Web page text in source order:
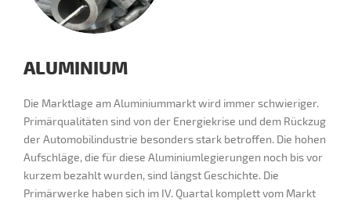
ALUMINIUM
Die Marktlage am Aluminiummarkt wird immer schwieriger.
Primärqualitäten sind von der Energiekrise und dem Rückzug
der Automobilindustrie besonders stark betroffen. Die hohen
Aufschläge, die für diese Aluminiumlegierungen noch bis vor
kurzem bezahlt wurden, sind längst Geschichte. Die
Primärwerke haben sich im IV. Quartal komplett vom Markt